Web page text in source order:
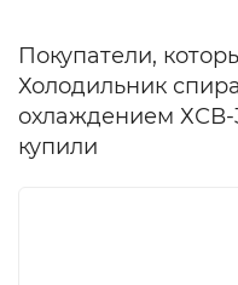
Покупатели,
Холодильник
охлаждением ХСВ-
купили